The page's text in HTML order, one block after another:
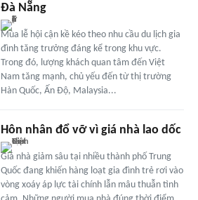
Đà Nẵng
Mùa lễ hội cận kề kéo theo nhu cầu du lịch gia
đình tăng trưởng đáng kể trong khu vực.
Trong đó, lượng khách quan tâm đến Việt
Nam tăng mạnh, chủ yếu đến từ thị trường
Hàn Quốc, Ấn Độ, Malaysia...
Hôn nhân đổ vỡ vì giá nhà lao dốc
Giá nhà giảm sâu tại nhiều thành phố Trung
Quốc đang khiến hàng loạt gia đình trẻ rơi vào
vòng xoáy áp lực tài chính lẫn mâu thuẫn tình